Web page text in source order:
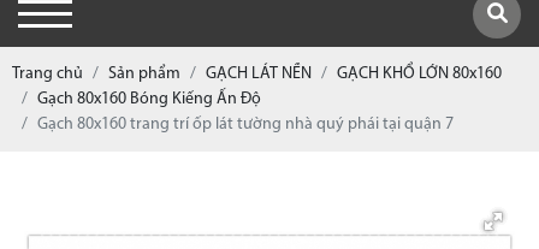
Trang chủ Sản phẩm GẠCH LÁT NỀN
GẠCH KHỔ LỚN 80x160
Gạch 80x160 Bóng Kiếng Ấn Độ
Gạch 80x160 trang trí ốp lát tường nhà quý phái tại quận 7